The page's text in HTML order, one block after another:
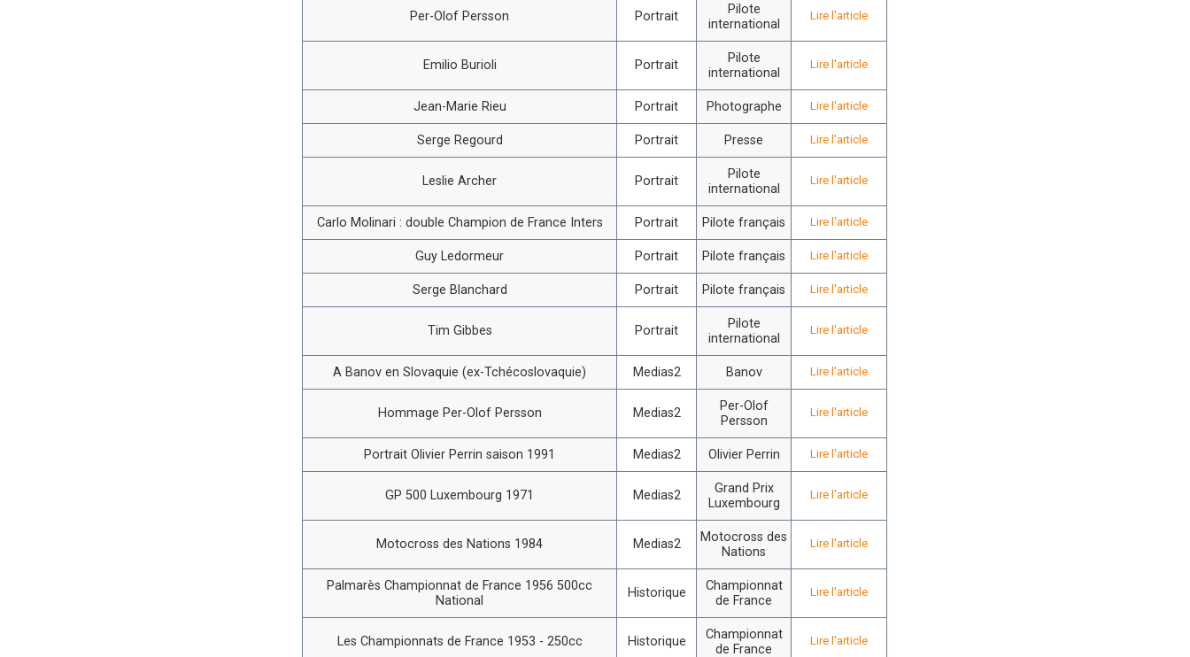
Per-Olof Persson Portrait
Pilote
international
Lire l'article
Emilio Burioli Portrait
Pilote
international
Lire l'article
Jean-Marie Rieu Portrait Photographe Lire l'article
Serge Regourd Portrait Presse Lire l'article
Leslie Archer Portrait
Pilote
international
Lire l'article
Carlo Molinari : double Champion de France Inters Portrait Pilote français Lire l'article
Guy Ledormeur Portrait Pilote français Lire l'article
Serge Blanchard Portrait Pilote français Lire l'article
Tim Gibbes Portrait
Pilote
international
Lire l'article
A Banov en Slovaquie (ex-Tchécoslovaquie) Medias2 Banov Lire l'article
Hommage Per-Olof Persson Medias2
Per-Olof
Persson
Lire l'article
Portrait Olivier Perrin saison 1991 Medias2 Olivier Perrin Lire l'article
GP 500 Luxembourg 1971 Medias2
Grand Prix
Luxembourg
Lire l'article
Motocross des Nations 1984 Medias2
Motocross des
Nations
Lire l'article
Palmarès Championnat de France 1956 500cc
National
Historique
Championnat
de France
Lire l'article
Les Championnats de France 1953 - 250cc Historique
Championnat
de France
Lire l'article